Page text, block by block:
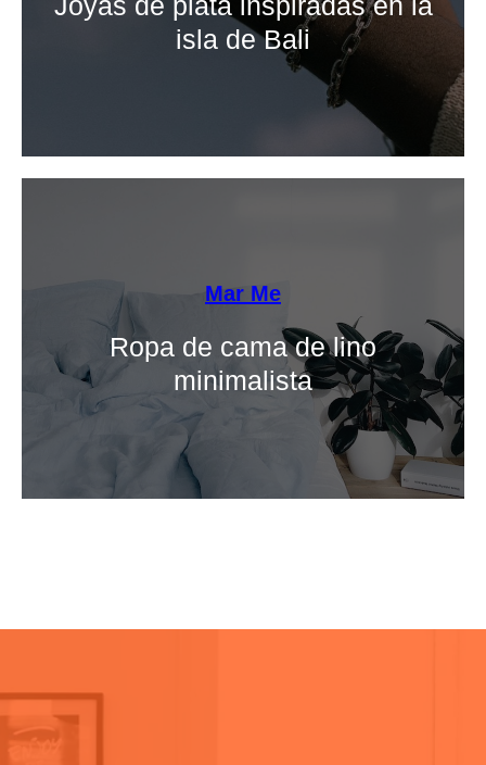
isla de Bali
Mar Me
Ropa de cama de lino
minimalista